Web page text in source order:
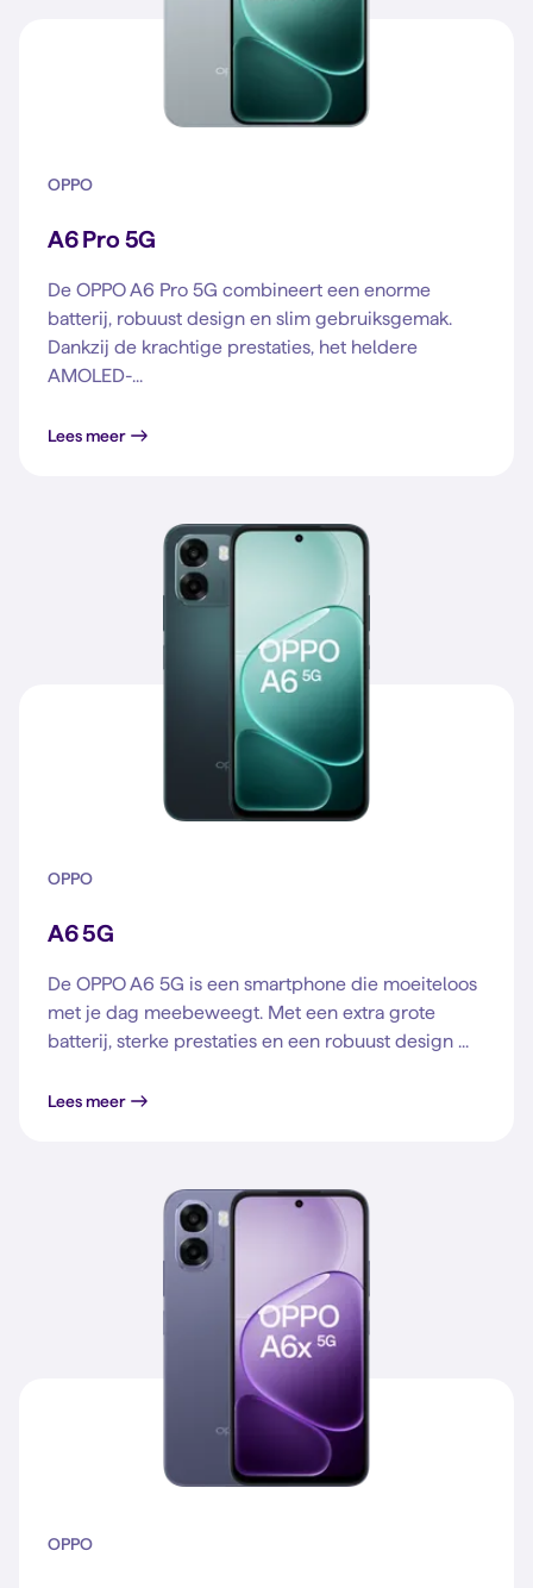
OPPO
A6 Pro 5G
De OPPO A6 Pro 5G combineert een enorme
batterij, robuust design en slim gebruiksgemak.
Dankzij de krachtige prestaties, het heldere
AMOLED-...
Lees meer
OPPO
A6 5G
De OPPO A6 5G is een smartphone die moeiteloos
met je dag meebeweegt. Met een extra grote
batterij, sterke prestaties en een robuust design ...
Lees meer
OPPO